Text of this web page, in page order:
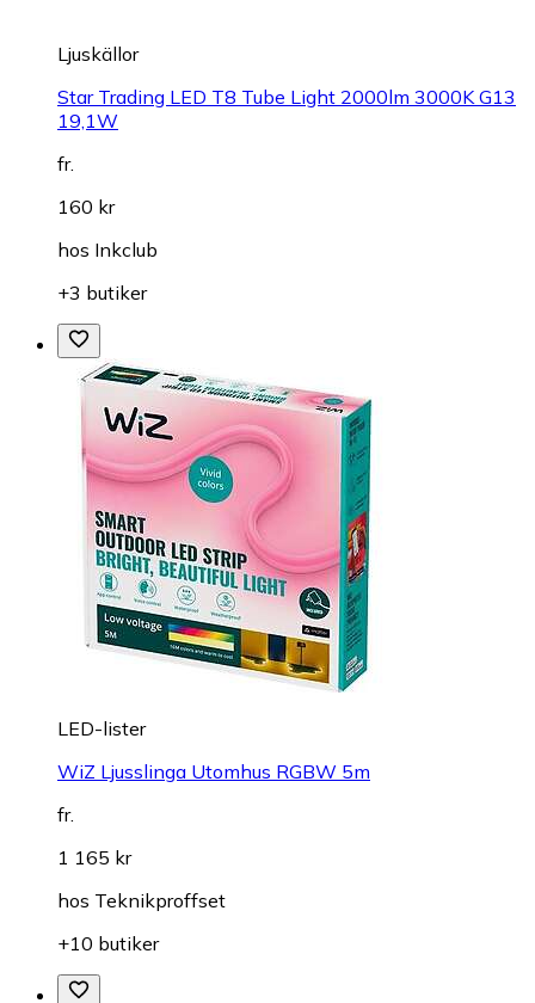
Ljuskällor
Star Trading LED T8 Tube Light 2000lm 3000K G13
19,1W
fr.
160 kr
hos Inkclub
+3 butiker
LED-lister
WiZ Ljusslinga Utomhus RGBW 5m
fr.
1 165 kr
hos Teknikproffset
+10 butiker